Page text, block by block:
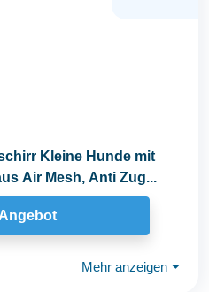
Kleine Hunde mit
Air Mesh, Anti Zug...
Mehr anzeigen ⏷